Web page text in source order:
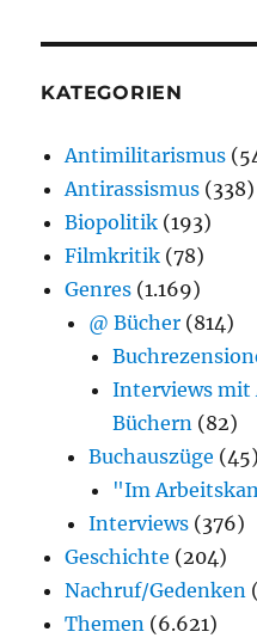
KATEGORIEN
Antimilitarismus
Antirassismus (338)
Biopolitik (193)
Filmkritik (78)
Genres (1.169)
@ Bücher (814)
Interviews mit
Büchern (82)
Buchauszüge (45)
"Im
Interviews (376)
Geschichte (204)
Nachruf/Gedenken
Themen (6.621)